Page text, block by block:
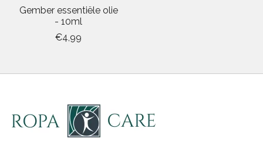
Gember essentiële olie
- 10ml
€4,99